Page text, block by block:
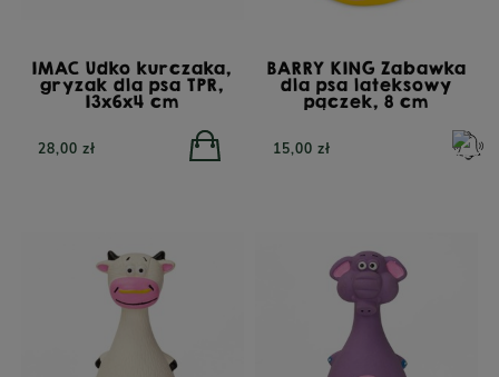
IMAC Udko kurczaka,
gryzak dla psa TPR,
13x6x4 cm
28,00 zł
BARRY KING Zabawka
dla psa lateksowy
pączek, 8 cm
15,00 zł